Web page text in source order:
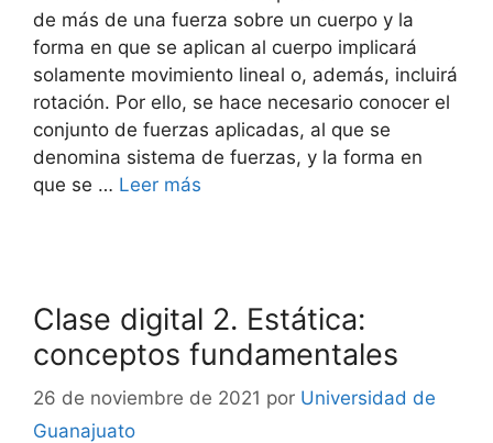
de más de una fuerza sobre un cuerpo y la
forma en que se aplican al cuerpo implicará
solamente movimiento lineal o, además, incluirá
rotación. Por ello, se hace necesario conocer el
conjunto de fuerzas aplicadas, al que se
denomina sistema de fuerzas, y la forma en
que se … Leer más
Clase digital 2. Estática:
conceptos fundamentales
26 de noviembre de 2021 por Universidad de
Guanajuato